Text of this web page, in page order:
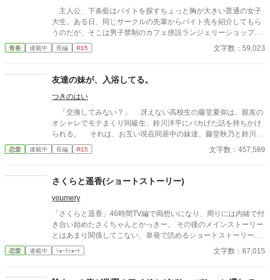
主人公、下条藍はバイトを探すちょっと胸が大きい普通の女子
大生。ある日、同じサークルの先輩からバイト先を紹介してもら
うのだが、そこは男子禁制のカフェ併設ランジェリーショップ
で！？ ちょっとハレンチなお仕事カフェライフ、始まりま
す！！ ※この物語はフィクションであり実在の人物・団体・法律
成できないのでビキニで代用しています。
青春 連載中 長編 R15 文字数：59,023
友達の妹が、入浴してる。
つきのはい
「交換してみない？」 冴えない高校生の藤堂夏弥は、親友の
オシャレでモテまくり同級生、鈴川洋平にバカげた話を持ちかけ
られる。 それは、お互い現在同居中の妹達、藤堂秋乃と鈴川美
咲を交換して生活しようというものだった。 鈴川美咲は、美男
子の洋平に勝るとも劣らない美少女なのだけれど、男子に嫌悪感
と冷めがちな女子の距離感が、二人暮らしのなかで徐々に変わっ
ていく。 そんなラブコメディです。
恋愛 連載中 長編 R15 文字数：457,589
さくらと遥香(ショートストーリー)
youmery
「さくらと遥香」46時間TV編で両想いになり、周りには内緒で付
き合い始めたさくちゃんとかっきー。 その後のメインストーリー
とはあまり関係してこない、単発で読めるショートストーリー集
です。 ※さくちゃん目線です。 ※さくちゃんとかっきーは周りに
内緒で付き合っています。メンバーにも事務所にも秘密にしてい
恋愛 連載中 ｼｮｰﾄｼｮｰﾄ 文字数：67,015